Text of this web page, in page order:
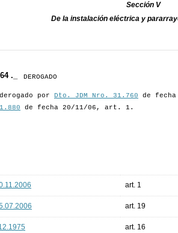
Sección V
De la instalación eléctrica y
._ DEROGADO
por Dto. JDM Nro. 31.760 de
de fecha 20/11/06, art. 1.
art. 1
art. 19
art. 16